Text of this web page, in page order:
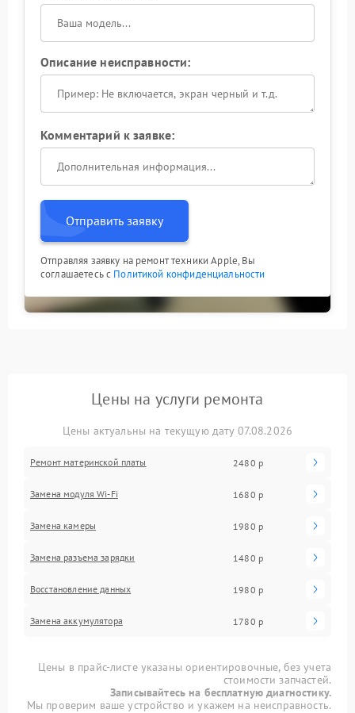
Описание неисправности:
Комментарий к заявке:
Отправить заявку
Отправляя заявку на ремонт техники Apple, Вы
соглашаетесь с Политикой конфиденциальности
Цены на услуги ремонта
Цены актуальны на текущую дату 07.08.2026
Ремонт материнской платы 2480 р
Замена модуля Wi-Fi 1680 р
Замена камеры 1980 р
Замена разъема зарядки 1480 р
Восстановление данных 1980 р
Замена аккумулятора 1780 р
Цены в прайс-листе указаны ориентировочные, без учета
стоимости запчастей.
Записывайтесь на бесплатную диагностику.
Мы проверим ваше устройство и укажем на неисправность.